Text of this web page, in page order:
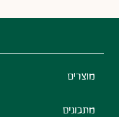
מוצרים
מתכונים